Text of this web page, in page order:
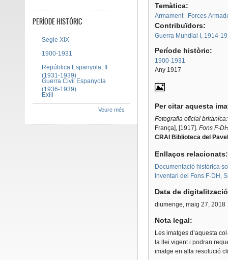
Temàtica:
Armament Forces
Contribuïdors:
Guerra Mundial I, 1914-
Període històric:
1900-1931
Any 1917
Per citar aquesta
Fotografia oficial
França], [1917]. Fons F-
CRAI Biblioteca del
Enllaços
Documentació històrica
Inventari del Fons F-DH,
Data de
diumenge, maig 27, 2018
Nota legal:
Les imatges d’aquesta
la llei vigent i podran
imatge en alta resolució
PERÍODE HISTÒRIC
Segle XIX
1900-1931
República Espanyola, II
(1931-1939)
Guerra Civil Espanyola
(1936-1939)
Exili
Veure més